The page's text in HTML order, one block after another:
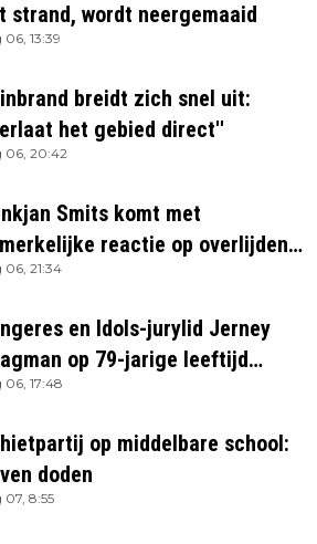
strand, wordt neergemaaid
06, 13:39
breidt zich snel uit:
het gebied direct''
06, 20:42
Smits komt met
reactie op overlijden
Kaagman
06, 21:34
en Idols-jurylid Jerney
op 79-jarige leeftijd
06, 17:48
op middelbare school:
doden
07, 8:55